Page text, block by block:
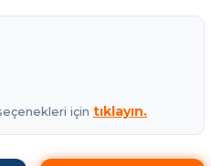
için tıklayın.